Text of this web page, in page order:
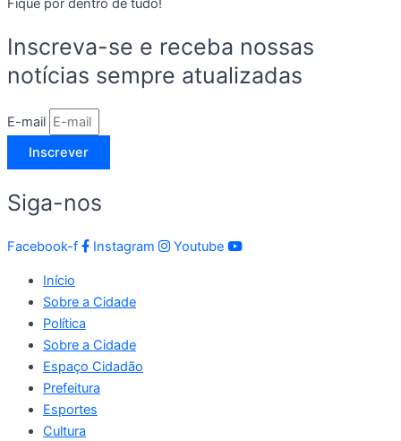
Inscreva-se e receba nossas
notícias sempre atualizadas
E-mail
Inscrever
Siga-nos
Facebook-f Instagram Youtube
Início
Sobre a Cidade
Política
Sobre a Cidade
Espaço Cidadão
Prefeitura
Esportes
Cultura